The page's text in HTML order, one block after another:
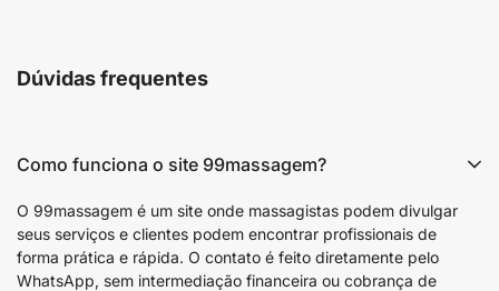
Dúvidas frequentes
Como funciona o site 99massagem?
O 99massagem é um site onde massagistas podem divulgar
seus serviços e clientes podem encontrar profissionais de
forma prática e rápida. O contato é feito diretamente pelo
WhatsApp, sem intermediação financeira ou cobrança de